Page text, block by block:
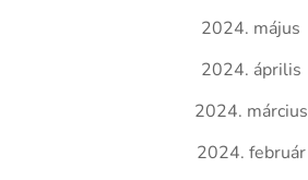
2024. május
2024. április
2024. március
2024. február